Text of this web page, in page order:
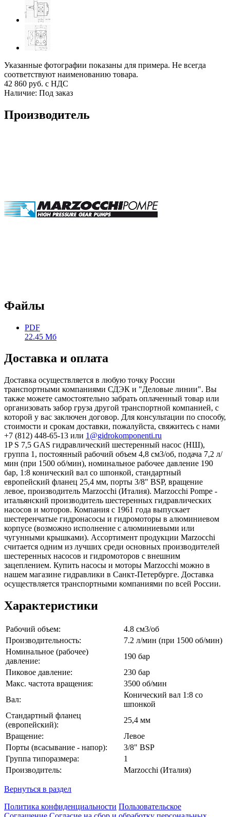
Указанные фотографии показаны для примера. Не всегда
соответствуют наименованию товара.
42 860 руб. с НДС
Наличие: Под заказ
Производитель
Файлы
PDF
22.45 Мб
Доставка и оплата
Доставка осуществляется в любую точку России
транспортными компаниями СДЭК и "Деловые линии". Вы
также можете самостоятельно забрать оплаченный товар или
организовать забор груза другой транспортной компанией, с
которой у вас заключен договор. Для консультации по способу,
стоимости и срокам доставки, пожалуйста, свяжитесь с нами
+7 (812) 448-65-13 или 1@gidrokomponenti.ru
1P S 7,5 GAS гидравлический шестеренный насос (НШ),
группа 1, постоянный рабочий объем 4,8 см3/об, подача 7,2 л/
мин (при 1500 об/мин), номинальное рабочее давление 190
бар, 1:8 конический вал со шпонкой, стандартный
европейский фланец 25,4 мм, порты 3/8" BSP, вращение
левое, производитель Marzocchi (Италия). Marzocchi Pompe -
итальянский производитель шестеренных гидравлических
насосов и моторов. Компания с 1961 года выпускает
шестеренчатые гидронасосы и гидромоторы в алюминиевом
корпусе (возможно исполнение с алюминиевыми или
чугунными крышками). Ассортимент продукции Marzocchi
считается одним из лучших среди основных производителей
шестеренных насосов и гидромоторов с внешним
зацеплением. Купить насосы и моторы Marzocchi можно в
нашем магазине гидравлики в Санкт-Петербурге. Доставка
осуществляется транспортными компаниями по всей России.
Характеристики
Рабочий объем:
4.8 см3/об
Производительность:
7.2 л/мин (при 1500 об/мин)
Номинальное (рабочее)
давление:
190 бар
Пиковое давление:
230 бар
Макс. частота вращения:
3500 об/мин
Вал:
Конический вал 1:8 со
шпонкой
Стандартный фланец
(европейский):
25,4 мм
Вращение:
Левое
Порты (всасывание - напор):
3/8" BSP
Группа типоразмера:
1
Производитель:
Marzocchi (Италия)
Вернуться в раздел
Политика конфиденциальности Пользовательское